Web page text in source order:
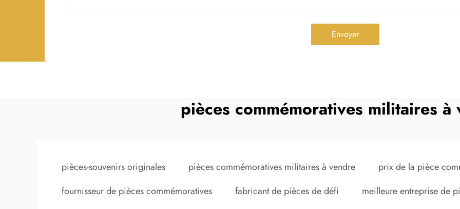
Envoyer
pièces commémoratives militaires à
pièces-souvenirs originales pièces commémoratives militaires à vendre
prix de la pièce
fournisseur de pièces commémoratives
fabricant de pièces de défi meilleure entreprise de